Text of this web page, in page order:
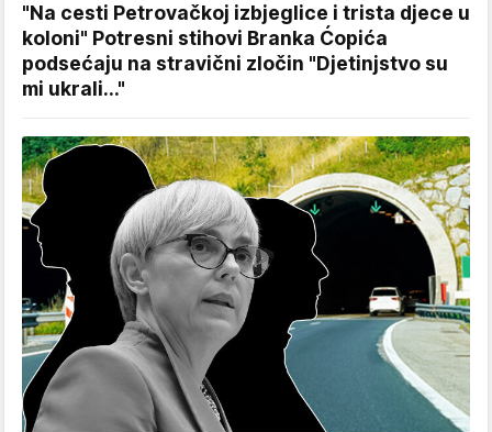
"Na cesti Petrovačkoj izbjeglice i trista djece u
koloni" Potresni stihovi Branka Ćopića
podsećaju na stravični zločin "Djetinjstvo su
mi ukrali..."